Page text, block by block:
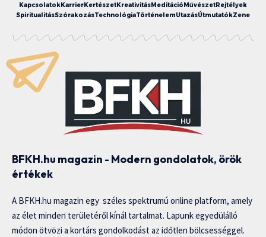
KapcsolatokKarrierKertészetKreativitásMeditációMűvészetRejtélyek
SpiritualitásSzórakozásTechnológiaTörténelemUtazásÚtmutatókZene
BFKH.hu magazin - Modern gondolatok, örök
értékek
A BFKH.hu magazin egy széles spektrumú online platform, amely
az élet minden területéről kínál tartalmat. Lapunk egyedülálló
módon ötvözi a kortárs gondolkodást az időtlen bölcsességgel.